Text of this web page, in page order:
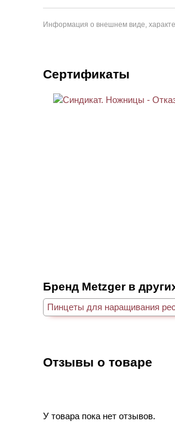
Информация о внешнем виде,
Сертификаты
Бренд Metzger в
Пинцеты для наращивания
Отзывы о товаре
У товара пока нет отзывов.